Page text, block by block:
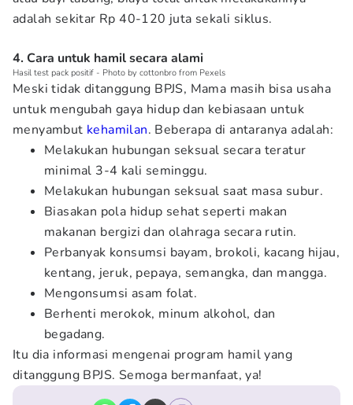
adalah sekitar Rp 40-120 juta sekali siklus.
4. Cara untuk hamil secara alami
Hasil test pack positif - Photo by cottonbro from Pexels
Meski tidak ditanggung BPJS, Mama masih bisa usaha
untuk mengubah gaya hidup dan kebiasaan untuk
menyambut kehamilan. Beberapa di antaranya adalah:
Melakukan hubungan seksual secara teratur
minimal 3-4 kali seminggu.
Melakukan hubungan seksual saat masa subur.
Biasakan pola hidup sehat seperti makan
makanan bergizi dan olahraga secara rutin.
Perbanyak konsumsi bayam, brokoli, kacang hijau,
kentang, jeruk, pepaya, semangka, dan mangga.
Mengonsumsi asam folat.
Berhenti merokok, minum alkohol, dan
begadang.
Itu dia informasi mengenai program hamil yang
ditanggung BPJS. Semoga bermanfaat, ya!